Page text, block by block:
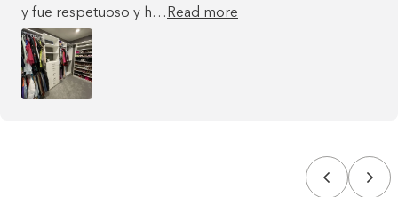
y fue respetuoso y h… Read more